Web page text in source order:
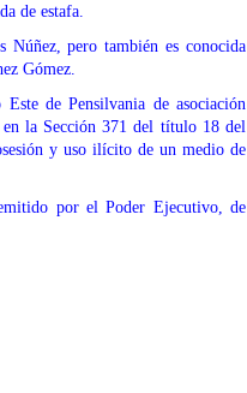
de estafa.
Núñez, pero también es conocida
Gómez.
de Pensilvania de asociación
la Sección 371 del título 18 del
y uso ilícito de un medio de
por el Poder Ejecutivo, de